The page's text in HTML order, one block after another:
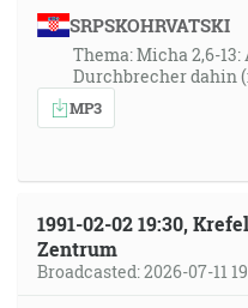
SRPSKOHRVATSKI
Thema: Micha 2,6-
Durchbrecher dahin
MP3
1991-02-02 19:30,
Zentrum
Broadcasted: 2026-07-11